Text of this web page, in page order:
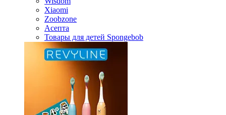
Xiaomi
Zoobzone
Асепта
Товары для детей Spongebob